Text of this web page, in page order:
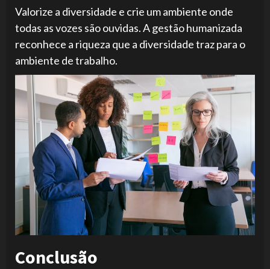
Valorize a diversidade e crie um ambiente onde
todas as vozes são ouvidas. A gestão humanizada
reconhece a riqueza que a diversidade traz para o
ambiente de trabalho.
Conclusão